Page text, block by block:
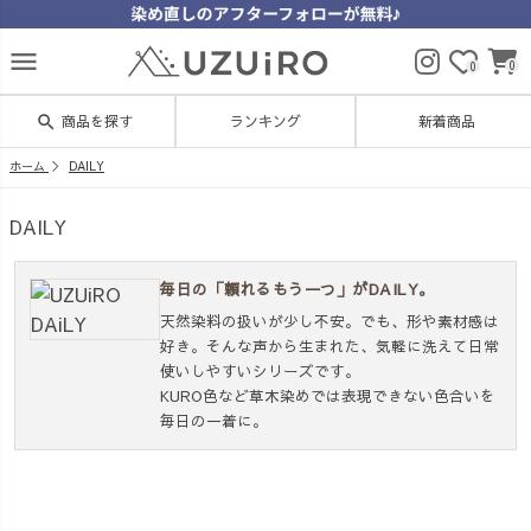
menu 0 0
search 商品を探す ランキング 新着商品
ホーム DAILY
DAILY
毎日の「頼れるもう一つ」がDAILY。
天然染料の扱いが少し不安。でも、形や素材感は
好き。そんな声から生まれた、気軽に洗えて日常
使いしやすいシリーズです。
KURO色など草木染めでは表現できない色合いを
毎日の一着に。